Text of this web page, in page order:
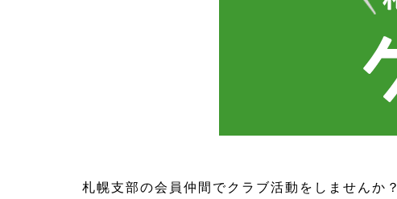
札幌支部の会員仲間でクラブ活動をしませんか？